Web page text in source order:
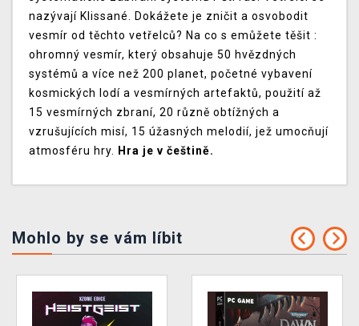
nazývají Klissané. Dokážete je zničit a osvobodit
vesmír od těchto vetřelců? Na co s emůžete těšit :
ohromný vesmír, který obsahuje 50 hvězdných
systémů a více než 200 planet, početné vybavení
kosmických lodí a vesmírných artefaktů, použití až
15 vesmírných zbraní, 20 různě obtížných a
vzrušujících misí, 15 úžasných melodií, jež umocňují
atmosféru hry. Hra je v češtině.
Mohlo by se vám líbit